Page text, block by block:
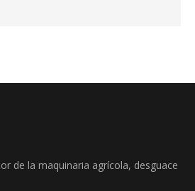
de la maquinaria agrícola, desguace